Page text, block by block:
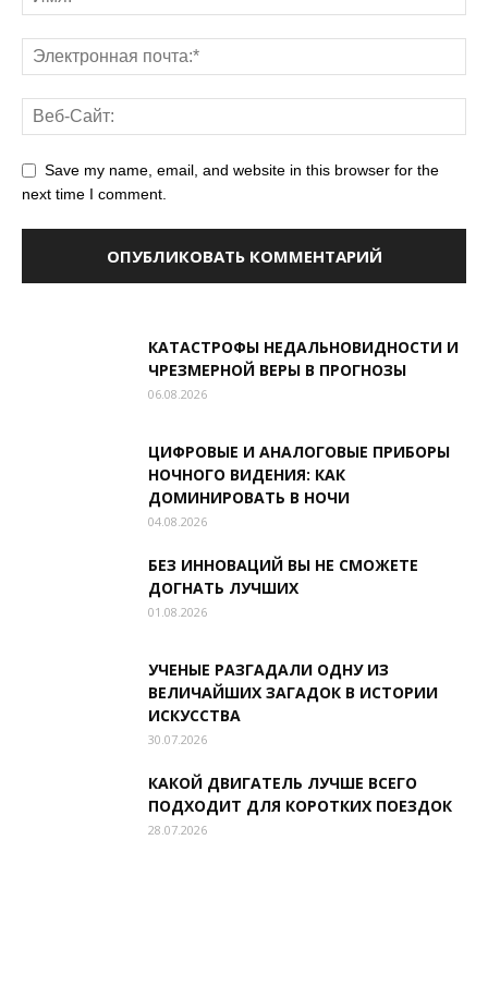
Save my name, email, and website in this browser for the
next time I comment.
КАТАСТРОФЫ НЕДАЛЬНОВИДНОСТИ И
ЧРЕЗМЕРНОЙ ВЕРЫ В ПРОГНОЗЫ
06.08.2026
ЦИФРОВЫЕ И АНАЛОГОВЫЕ ПРИБОРЫ
НОЧНОГО ВИДЕНИЯ: КАК
ДОМИНИРОВАТЬ В НОЧИ
04.08.2026
БЕЗ ИННОВАЦИЙ ВЫ НЕ СМОЖЕТЕ
ДОГНАТЬ ЛУЧШИХ
01.08.2026
УЧЕНЫЕ РАЗГАДАЛИ ОДНУ ИЗ
ВЕЛИЧАЙШИХ ЗАГАДОК В ИСТОРИИ
ИСКУССТВА
30.07.2026
КАКОЙ ДВИГАТЕЛЬ ЛУЧШЕ ВСЕГО
ПОДХОДИТ ДЛЯ КОРОТКИХ ПОЕЗДОК
28.07.2026